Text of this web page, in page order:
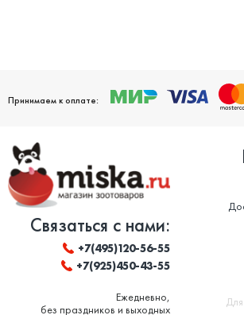
Принимаем к оплате:
Связаться с нами:
+7(495)120-56-55
+7(925)450-43-55
Ежедневно,
без праздников и выходных